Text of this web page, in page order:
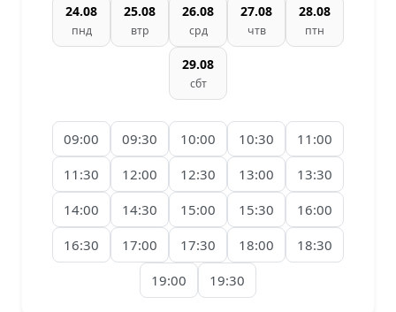
24.08
пнд
25.08
втр
26.08
срд
27.08
чтв
28.08
птн
29.08
сбт
09:00 09:30 10:00 10:30
11:00
11:30
12:00 12:30 13:00
13:30
14:00
14:30 15:00 15:30
16:00
16:30
17:00 17:30 18:00
18:30
19:00
19:30